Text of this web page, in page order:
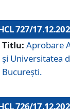
727/
Titlu: Aprobare
și Universitatea
București.
726/